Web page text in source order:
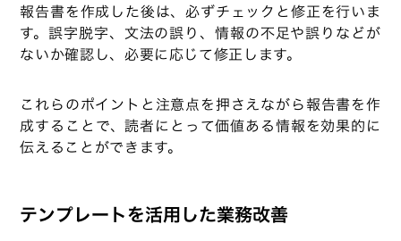
報告書を作成した後は、必ずチェックと修正を行いま
す。誤字脱字、文法の誤り、情報の不足や誤りなどが
ないか確認し、必要に応じて修正します。
これらのポイントと注意点を押さえながら報告書を作
成することで、読者にとって価値ある情報を効果的に
伝えることができます。
テンプレートを活用した業務改善